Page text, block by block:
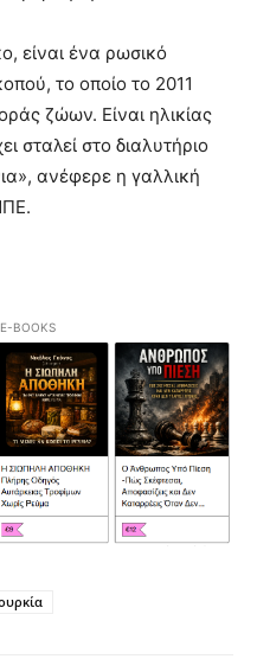
είναι ένα ρωσικό
το οποίο το 2011
ζώων. Είναι ηλικίας
σταλεί στο διαλυτήριο
ανέφερε η γαλλική
BOOKS